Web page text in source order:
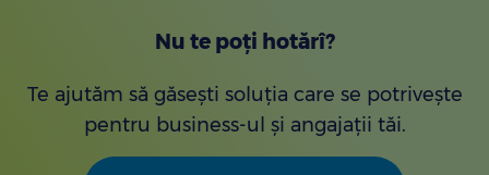
Nu te poți hotărî?
Te ajutăm să găsești soluția care se potrivește
pentru business-ul și angajații tăi.